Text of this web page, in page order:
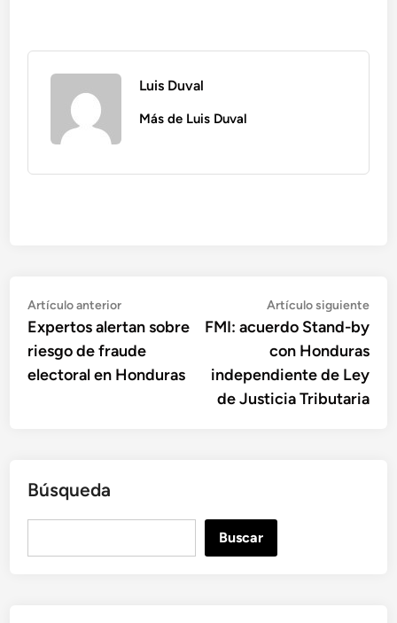
Luis Duval
Más de Luis Duval
Navegación
de
entradas
Artículo anteriorArtículo
anterior:
Expertos alertan sobre
riesgo de fraude
electoral en Honduras
Artículo siguiente
FMI: acuerdo Stand-by
con Honduras
independiente de Ley
de Justicia Tributaria
Búsqueda
Buscar